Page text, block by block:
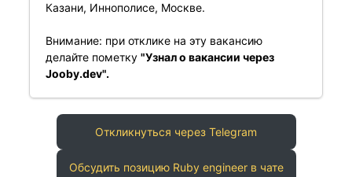
Казани, Иннополисе, Москве.
Внимание: при отклике на эту вакансию
делайте пометку "Узнал о вакансии через
Jooby.dev".
Откликнуться через Telegram
Обсудить позицию Ruby engineer в чате